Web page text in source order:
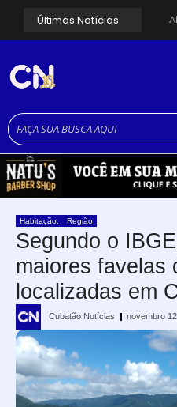
Últimas Notícias
Habitação, Região
Segundo o
maiores favelas
localizadas em
Cubatão Notícias novembro